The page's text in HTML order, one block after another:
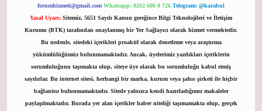
forumhizmeti@gmail.com Whatsapp: 0262 606 0 726 Telegram: @karabul
Yasal Uyarı: Sitemiz, 5651 Sayılı Kanun gereğince Bilgi Teknolojileri ve İletişim
Kurumu (BTK) tarafından onaylanmış bir Yer Sağlayıcı olarak hizmet vermektedir.
Bu nedenle, sitedeki içerikleri proaktif olarak denetleme veya araştırma
yükümlülüğümüz bulunmamaktadır. Ancak, üyelerimiz yazdıkları içeriklerin
sorumluluğunu taşımakta olup, siteye üye olarak bu sorumluluğu kabul etmiş
sayılırlar. Bu internet sitesi, herhangi bir marka, kurum veya şahıs şirketi ile hiçbir
bağlantısı bulunmamaktadır. Sitede yalnızca kendi hazırladığımız makaleler
paylaşılmaktadır. Burada yer alan içerikler haber niteliği taşımamakta olup, gerçek